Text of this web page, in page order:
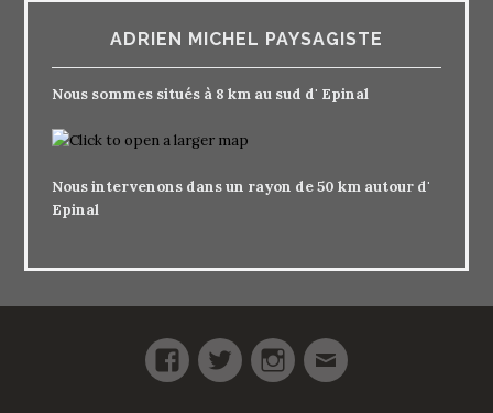
ADRIEN MICHEL PAYSAGISTE
Nous sommes situés à 8 km au sud d' Epinal
Nous intervenons dans un rayon de 50 km autour d'
Epinal
Facebook
TwitterInstagram
E-
mail